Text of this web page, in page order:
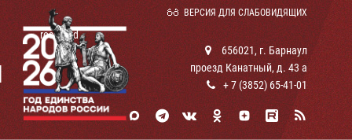
ВЕРСИЯ ДЛЯ СЛАБОВИДЯЩИХ
rosguard
656021, г. Барнаул
проезд Канатный, д. 43 а
+ 7 (3852) 65-41-01